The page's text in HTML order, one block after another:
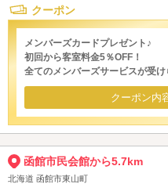
クーポン
メンバーズカードプレゼント♪
初回から客室料金5％OFF！
全てのメンバーズサービスが受け
クーポン内
函館市民会館から5.7km
北海道 函館市東山町